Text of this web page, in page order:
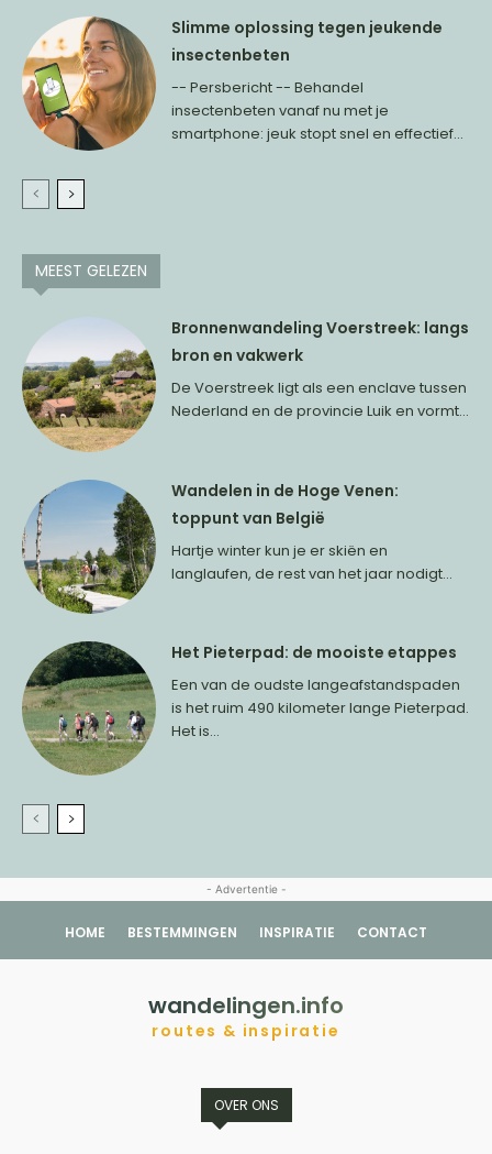
Slimme oplossing tegen jeukende
insectenbeten
-- Persbericht -- Behandel
insectenbeten vanaf nu met je
smartphone: jeuk stopt snel en effectief...
MEEST GELEZEN
Bronnenwandeling Voerstreek: langs
bron en vakwerk
De Voerstreek ligt als een enclave tussen
Nederland en de provincie Luik en vormt...
Wandelen in de Hoge Venen:
toppunt van België
Hartje winter kun je er skiën en
langlaufen, de rest van het jaar nodigt...
Het Pieterpad: de mooiste etappes
Een van de oudste langeafstandspaden
is het ruim 490 kilometer lange Pieterpad.
Het is...
- Advertentie -
HOME BESTEMMINGEN INSPIRATIE CONTACT
wandelingen.info
routes & inspiratie
OVER ONS